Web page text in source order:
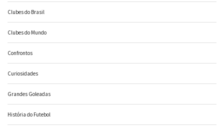
Clubes do Brasil
Clubes do Mundo
Confrontos
Curiosidades
Grandes Goleadas
História do Futebol